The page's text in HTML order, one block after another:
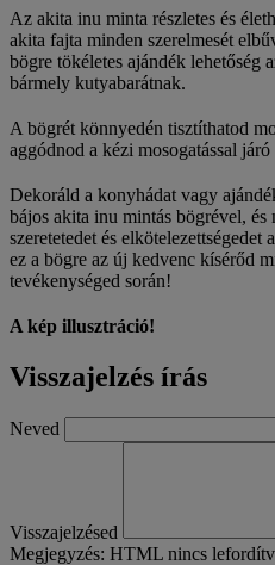
Az akita inu minta részletes és
akita fajta minden szerelmesét
bögre tökéletes ajándék lehetőség
bármely kutyabarátnak.
A bögrét könnyedén tisztíthatod
aggódnod a kézi mosogatással
Dekoráld a konyhádat vagy
bájos akita inu mintás bögrével, és
szeretetedet és
ez a bögre az új kedvenc kísérőd
tevékenységed során!
A kép illusztráció!
Visszajelzés írás
Neved
Visszajelzésed
Megjegyzés: HTML nincs